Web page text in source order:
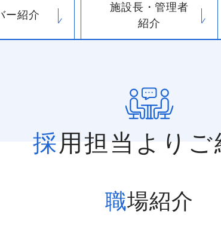
ー紹介
施設長・管理者
紹介
採用担当より
職場紹介